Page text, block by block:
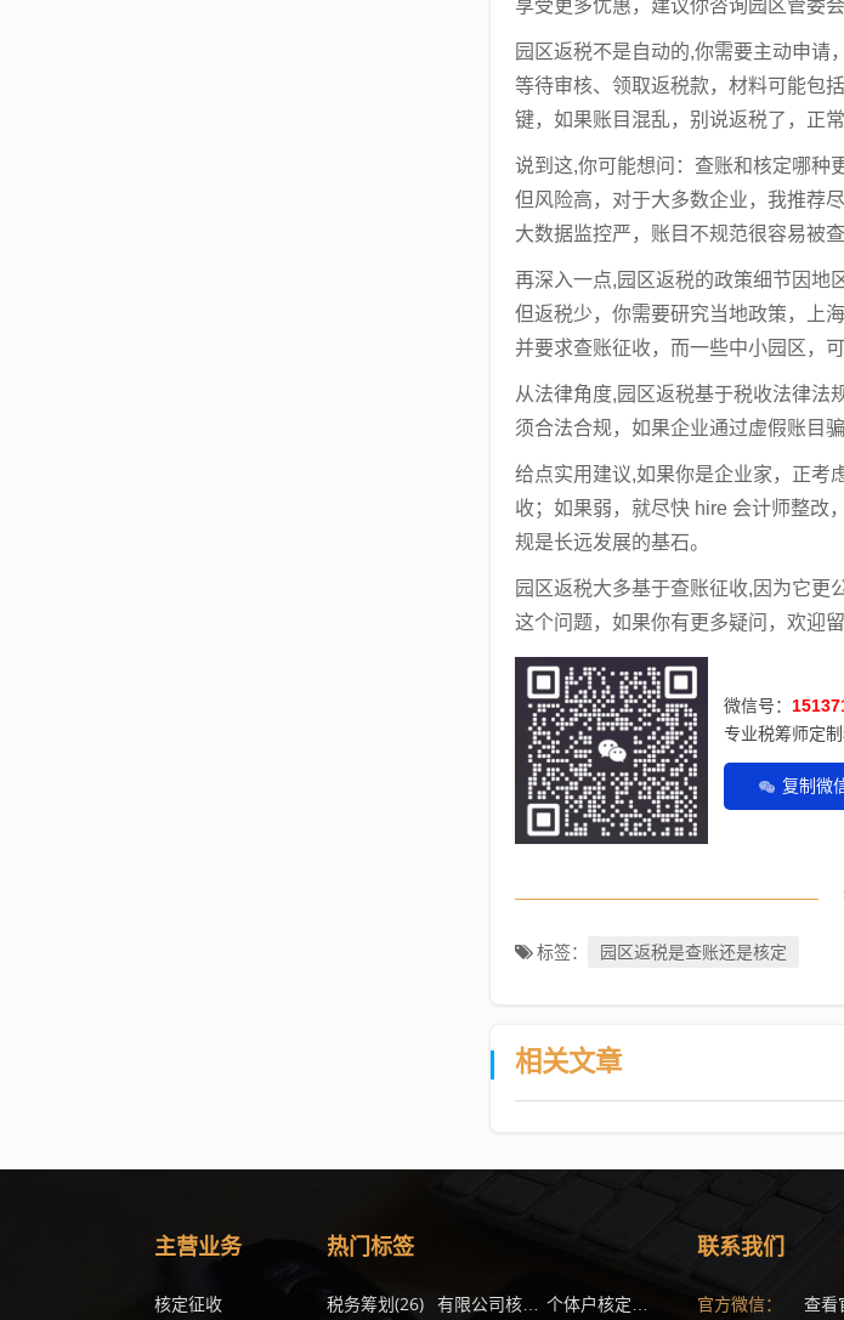
享受更多优惠，建议你咨询园区管委
园区返税不是自动的,你需要主动申请
等待审核、领取返税款，材料可能包
键，如果账目混乱，别说返税了，正
说到这,你可能想问：查账和核定哪种
但风险高，对于大多数企业，我推荐
大数据监控严，账目不规范很容易被查
再深入一点,园区返税的政策细节因地
但返税少，你需要研究当地政策，上
并要求查账征收，而一些中小园区，
从法律角度,园区返税基于税收法律法
须合法合规，如果企业通过虚假账目
给点实用建议,如果你是企业家，正考
收；如果弱，就尽快 hire 会计师整改
规是长远发展的基石。
园区返税大多基于查账征收,因为它更
这个问题，如果你有更多疑问，欢迎
微信号：
专业税筹师定制
复制微
标签： 园区返税是查账还是核定
相关文章
主营业务
核定征收
热门标签
税务筹划(26) 有限公司核定征收企业所得税 (15)
联系我们
官方微信： 查看